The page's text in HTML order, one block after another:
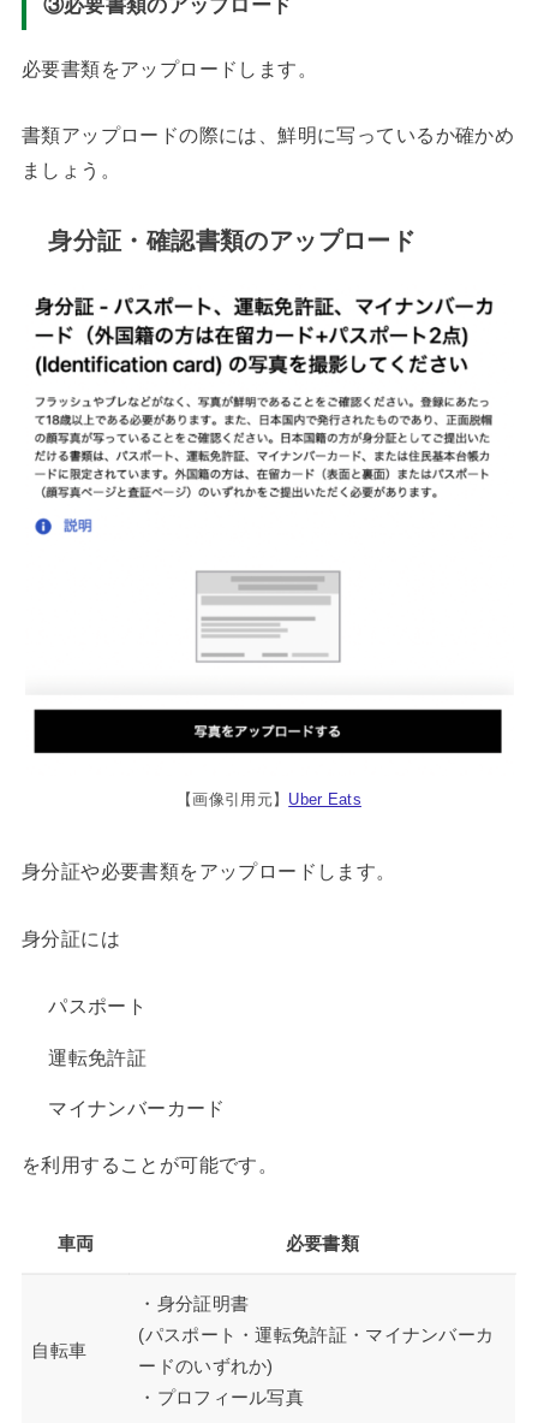
必要書類をアップロードします。
書類アップロードの際には、鮮明に写っているか確かめ
ましょう。
身分証・確認書類のアップロード
【画像引用元】 Uber Eats
身分証や必要書類をアップロードします。
身分証には
パスポート
運転免許証
マイナンバーカード
を利用することが可能です。
車両 必要書類
自転車
・身分証明書
(パスポート・運転免許証・マイナンバーカ
ードのいずれか)
・プロフィール写真